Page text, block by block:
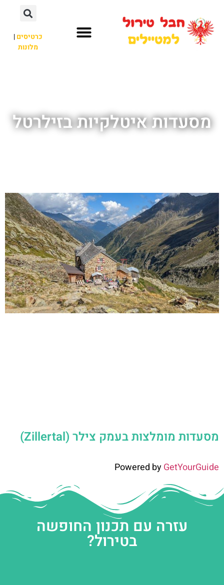
כרטיסים|
מלונות
מסעדות איטלקיות בזילרטל
מסעדות מומלצות בעמק צילר (Zillertal)
Powered byGetYourGuide
עזרה עם תכנון החופשה
בטירול?